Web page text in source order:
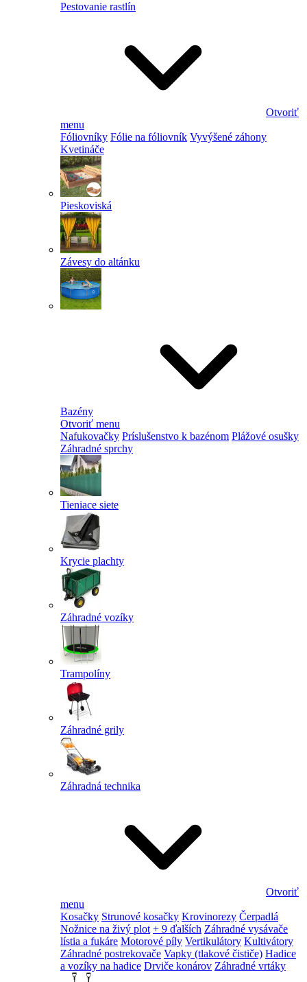
Pestovanie rastlín
Otvoriť
menu
Fóliovníky Fólie na fóliovník Vyvýšené záhony
Kvetináče
Pieskoviská
Závesy do altánku
Bazény
Otvoriť menu
Nafukovačky Príslušenstvo k bazénom Plážové osušky
Záhradné sprchy
Tieniace siete
Krycie plachty
Záhradné vozíky
Trampolíny
Záhradné grily
Záhradná technika
Otvoriť
menu
Kosačky Strunové kosačky Krovinorezy Čerpadlá
Nožnice na živý plot + 9 ďalších Záhradné vysávače
lístia a fukáre Motorové píly Vertikulátory Kultivátory
Záhradné postrekovače Vapky (tlakové čističe) Hadice
a vozíky na hadice Drviče konárov Záhradné vrtáky